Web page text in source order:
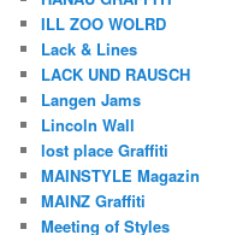
ILL ZOO WOLRD
Lack & Lines
LACK UND RAUSCH
Langen Jams
Lincoln Wall
lost place Graffiti
MAINSTYLE Magazin
MAINZ Graffiti
Meeting of Styles